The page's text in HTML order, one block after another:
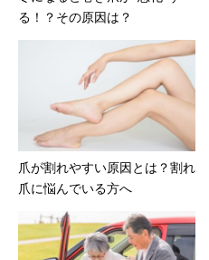
る！？その原因は？
爪が割れやすい原因とは？割れ
爪に悩んでいる方へ